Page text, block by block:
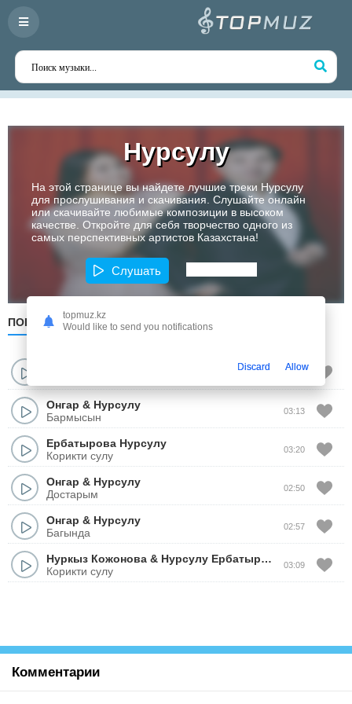
Нурсулу
На этой странице вы найдете лучшие треки Нурсулу
для прослушивания и скачивания. Слушайте онлайн
или скачивайте любимые композиции в высоком
качестве. Откройте для себя творчество одного из
самых перспективных артистов Казахстана!
Слушать
ПОПУЛЯРНЫЕ ПО ДАТЕ ПО АЛФАВИТУ
04:12
Онгар & Нурсулу
Бармысын
03:13
Ербатырова Нурсулу
Корикти сулу
03:20
Онгар & Нурсулу
Достарым
02:50
Онгар & Нурсулу
Багында
02:57
Нуркыз Кожонова & Нурсулу Ербатырова
Корикти сулу
03:09
Комментарии
topmuz.kz
Would like to send you notifications
Discard Allow